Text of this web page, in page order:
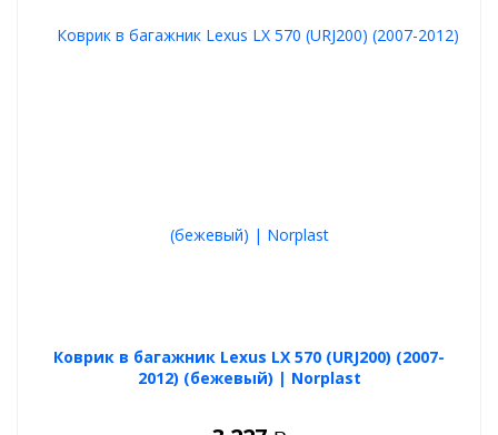
Коврик в багажник Lexus LX 570 (URJ200) (2007-
2012) (бежевый) | Norplast